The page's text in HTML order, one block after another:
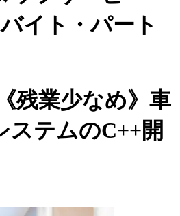
イト・パート
残業少なめ》車
ステムのC++開